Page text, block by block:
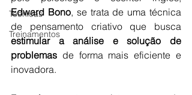
Técnicas
Treinamentos
Edward Bono, se trata de uma técnica
estimular a análise e solução de
problemas de forma mais eficiente e
inovadora.